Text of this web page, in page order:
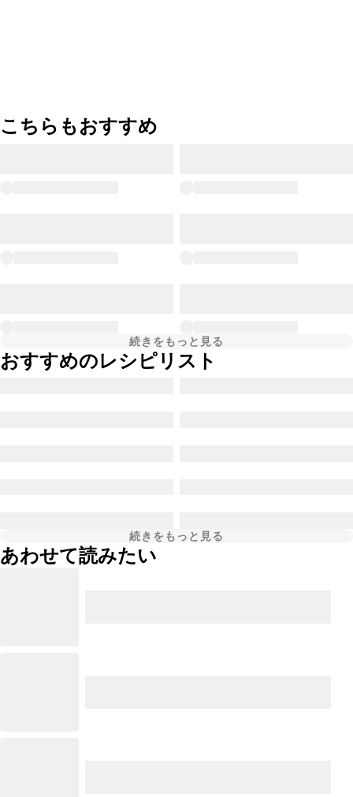
こちらもおすすめ
続きをもっと見る
おすすめのレシピリスト
続きをもっと見る
あわせて読みたい